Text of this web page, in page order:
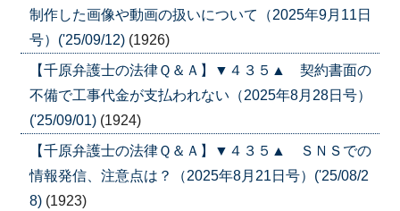
制作した画像や動画の扱いについて（2025年9月11日
号）('25/09/12) (1926)
【千原弁護士の法律Ｑ＆Ａ】▼４３５▲ 契約書面の
不備で工事代金が支払われない（2025年8月28日号）
('25/09/01) (1924)
【千原弁護士の法律Ｑ＆Ａ】▼４３５▲ ＳＮＳでの
情報発信、注意点は？（2025年8月21日号）('25/08/2
8) (1923)